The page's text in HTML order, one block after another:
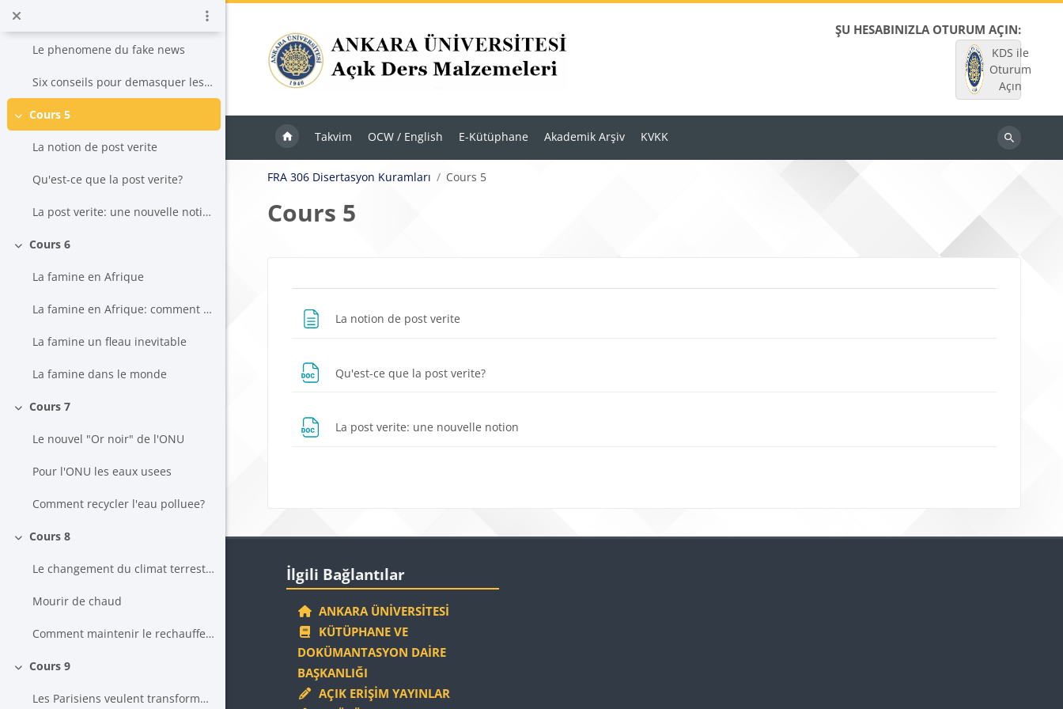
Ana içeriğe git
Le phenomene du fake news
Six conseils pour demasquer les fausses infos sur internet
Daralt
Cours 5
La notion de post verite
Qu'est-ce que la post verite?
La post verite: une nouvelle notion
Daralt
Cours 6
La famine en Afrique
La famine en Afrique: comment en est-on arrive la?
La famine un fleau inevitable
La famine dans le monde
Daralt
Cours 7
Le nouvel "Or noir" de l'ONU
Pour l'ONU les eaux usees
Comment recycler l'eau polluee?
Daralt
Cours 8
Le changement du climat terrestre
Mourir de chaud
Comment maintenir le rechauffement climatique
Daralt
Cours 9
Les Parisiens veulent transformer leur ville
ŞU HESABINIZLA OTURUM AÇIN:
KDS ile
Oturum
Açın
Takvim OCW / English E-Kütüphane Akademik Arşiv KVKK
Dersleri
FRA 306 Disertasyon Kuramları Cours 5
Cours 5
Bloklar
Bölüm anahatları
La notion de post veriteSayfa
Qu'est-ce que la post verite?
La post verite: une nouvelle notion
Bloklar
İlgili Bağlantılar
ANKARA ÜNIVERSITESI
KÜTÜPHANE VE
DOKÜMANTASYON DAIRE
BAŞKANLIĞI
AÇIK ERIŞIM YAYINLAR